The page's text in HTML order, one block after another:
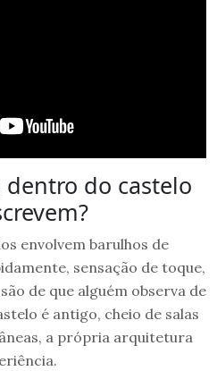
do castelo
envolvem barulhos de
sensação de toque,
de que alguém observa de
é antigo, cheio de salas
a própria arquitetura